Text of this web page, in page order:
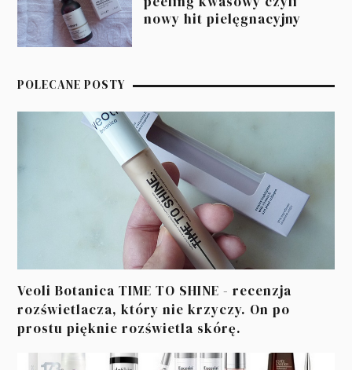
nowy hit pielęgnacyjny
POLECANE POSTY
Veoli Botanica TIME TO SHINE - recenzja
rozświetlacza, który nie krzyczy. On po
prostu pięknie rozświetla skórę.